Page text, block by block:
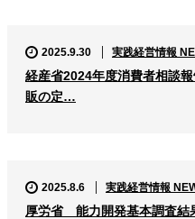
2025.9.30 実践経営情報
経産省2024年度消
販の定…
2025.8.6 実践経営情報
厚労省 能力開発基本